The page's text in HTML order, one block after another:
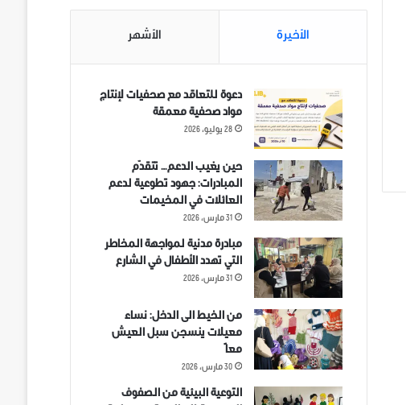
الأخيرة الأشهر
دعوة للتعاقد مع صحفيات لإنتاج
مواد صحفية معمقة
28 يوليو، 2026
حين يغيب الدعم… تتقدّم
المبادرات: جهود تطوعية لدعم
العائلات في المخيمات
31 مارس، 2026
مبادرة مدنية لمواجهة المخاطر
التي تهدد الأطفال في الشارع
31 مارس، 2026
من الخيط الى الدخل: نساء
معيلات ينسجن سبل العيش
معاً
30 مارس، 2026
التوعية البيئية من الصفوف